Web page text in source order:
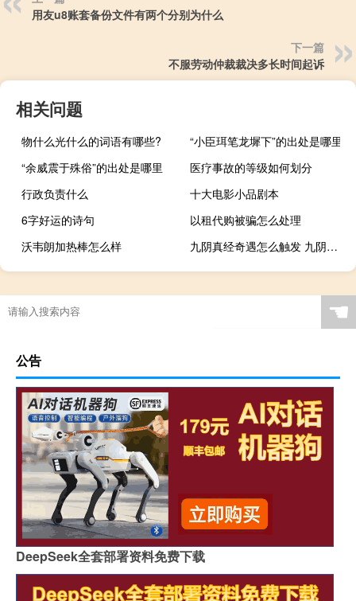
用友u8账套备份文件有两个分别为什么
下一篇
不服劳动仲裁裁决多长时间起诉
相关问题
物什么光什么的词语有哪些?
“小臣珥笔龙墀下”的出处是哪里
“余威震于殊俗”的出处是哪里
医疗事故的等级如何划分
行政负责什么
十大电影小品剧本
6字好运的诗句
以租代购被骗怎么处理
沃韦朗加热棒怎么样
九阴真经奇遇怎么触发 九阴真经奇遇任务大全
☚
公告
DeepSeek全套部署资料免费下载